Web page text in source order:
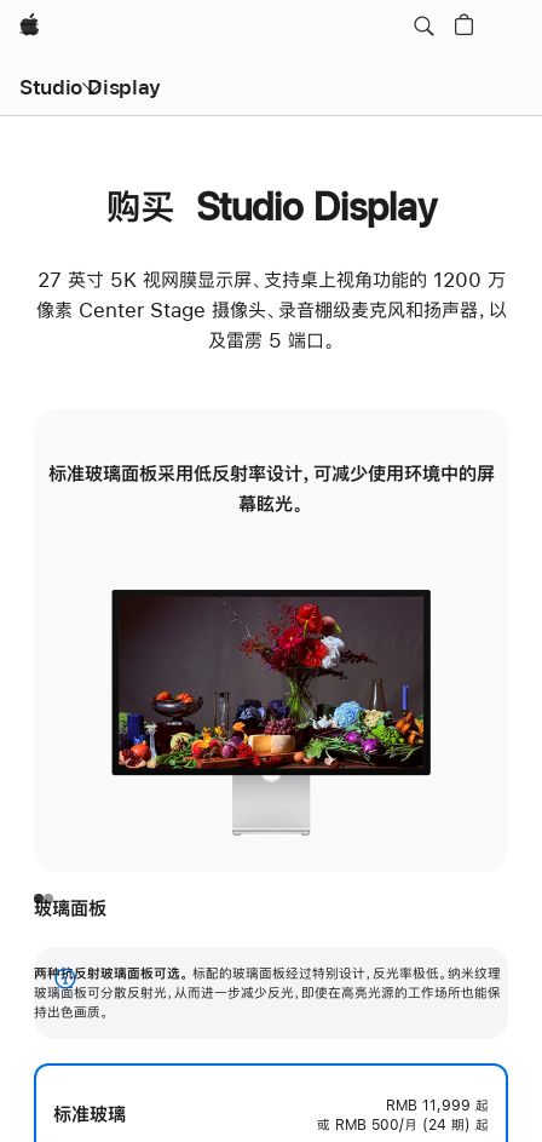
Apple
Studio Display
购买 Studio Display
27 英寸 5K 视网膜显示屏、支持桌上视角功能的 1200 万
像素 Center Stage 摄像头、录音棚级麦克风和扬声器，以
及雷雳 5 端口。
标准玻璃面板采用低反射率设计，可减少使用环境中的屏
幕眩光。
玻璃面板
两种抗反射玻璃面板可选。 标配的玻璃面板经过特别设计，反光率极低。纳米纹理
玻璃面板可分散反射光，从而进一步减少反光，即使在高亮光源的工作场所也能保
持出色画质。
展
开
标准玻璃 RMB 11,999 起
或 RMB 500/月 (24 期) 起